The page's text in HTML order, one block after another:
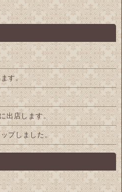
す。
出店します。
プしました。